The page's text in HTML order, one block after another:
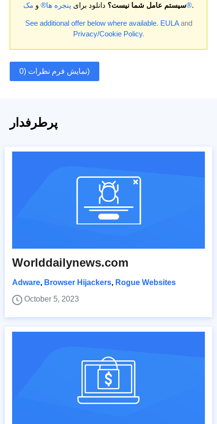
سیستم عامل شما نیست؟ دانلود برای پنجره ها® و مک®.
See additional offer below where available. EULAand
Privacy/Cookie Policy.
نمایش فرم نظرات (0)
پرطرفدار
Worlddailynews.com
Adware, Browser Hijackers, Rogue Websites
October 5, 2023